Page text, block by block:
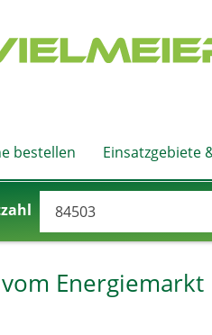
bestellen Einsatzgebiete
Energiemarkt